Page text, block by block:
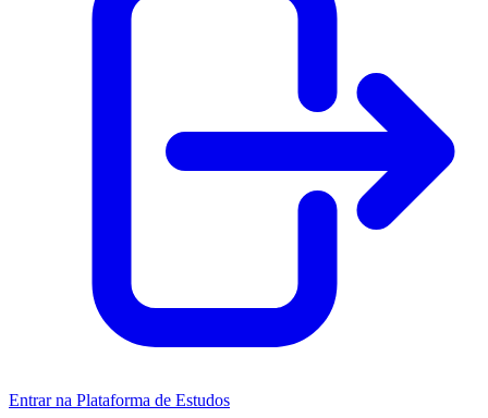
Entrar na Plataforma de Estudos